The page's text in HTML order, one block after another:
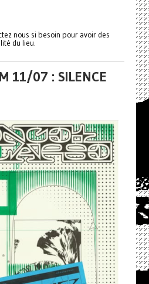
nous si besoin pour avoir des
du lieu.
11/07 : SILENCE